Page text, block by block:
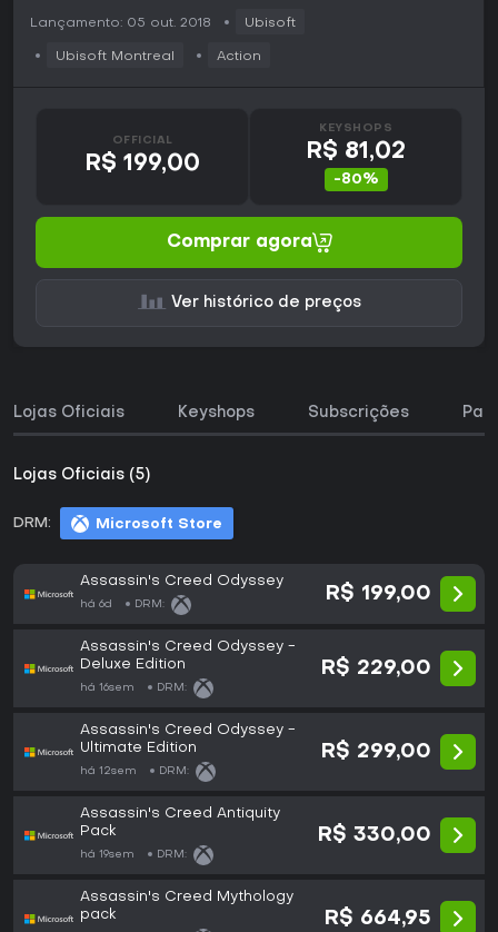
Lançamento: 05 out. 2018 Ubisoft
Ubisoft Montreal Action
OFFICIAL
R$ 199,00
KEYSHOPS
R$ 81,02
-80%
Comprar agora
Ver histórico de preços
Lojas Oficiais Keyshops Subscrições
Lojas Oficiais (5)
DRM: Microsoft Store
Assassin's Creed Odyssey
há 6d DRM:
R$ 199,00
Assassin's Creed Odyssey -
Deluxe Edition
há 16sem DRM:
R$ 229,00
Assassin's Creed Odyssey -
Ultimate Edition
há 12sem DRM:
R$ 299,00
Assassin's Creed Antiquity
Pack
há 19sem DRM:
R$ 330,00
Assassin's Creed Mythology
pack
R$ 664,95